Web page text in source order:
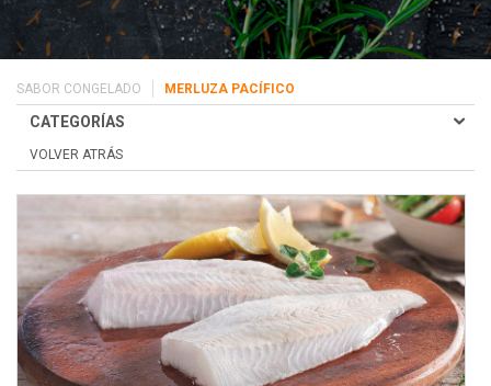
SABOR CONGELADO MERLUZA PACÍFICO
CATEGORÍAS
VOLVER ATRÁS